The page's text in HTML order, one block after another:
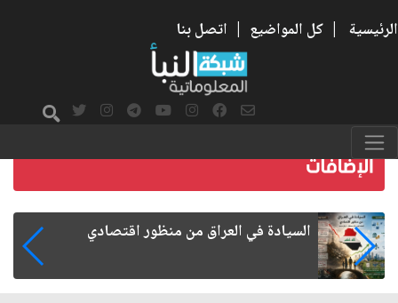
الرئيسية | كل المواضيع | اتصل بنا
ما بعد الأربعين.. كيف اتسعت الزيارة من